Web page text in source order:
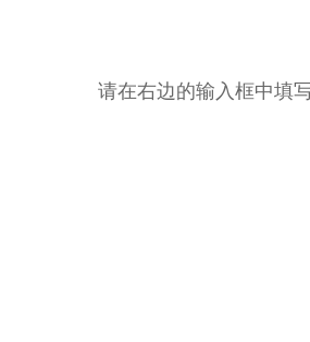
请在右边的输入框中填